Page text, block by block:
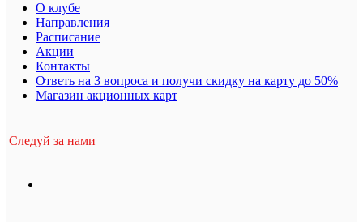
О клубе
Направления
Расписание
Акции
Контакты
Ответь на 3 вопроса и получи скидку на карту до 50%
Магазин акционных карт
Следуй за нами